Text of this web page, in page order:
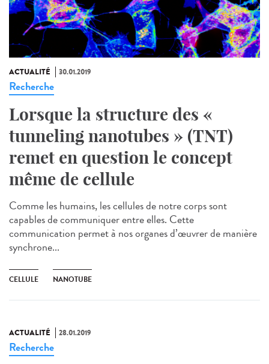
ACTUALITÉ 30.01.2019
Recherche
Lorsque la structure des «
tunneling nanotubes » (TNT)
remet en question le concept
même de cellule
Comme les humains, les cellules de notre corps sont
capables de communiquer entre elles. Cette
communication permet à nos organes d’œuvrer de manière
synchrone...
CELLULE NANOTUBE
ACTUALITÉ 28.01.2019
Recherche